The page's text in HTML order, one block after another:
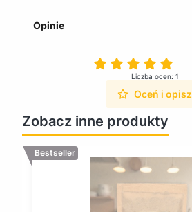
Opinie
Liczba ocen: 1
Oceń i opisz
Zobacz inne produkty
Bestseller